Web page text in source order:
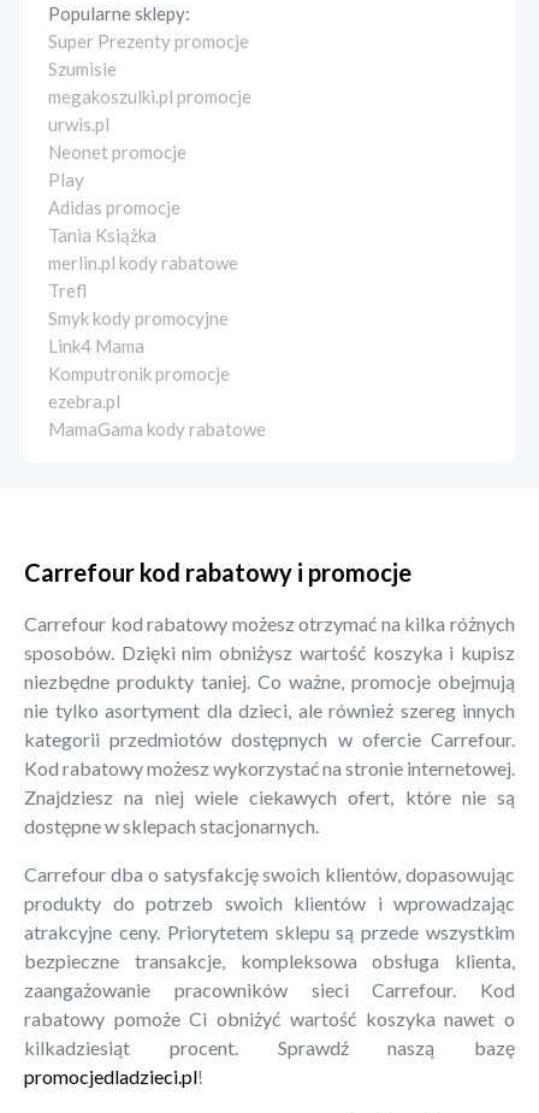
Popularne sklepy:
Super Prezenty promocje
Szumisie
megakoszulki.pl promocje
urwis.pl
Neonet promocje
Play
Adidas promocje
Tania Książka
merlin.pl kody rabatowe
Trefl
Smyk kody promocyjne
Link4 Mama
Komputronik promocje
ezebra.pl
MamaGama kody rabatowe
Carrefour kod rabatowy i promocje
Carrefour kod rabatowy możesz otrzymać na kilka różnych
sposobów. Dzięki nim obniżysz wartość koszyka i kupisz
niezbędne produkty taniej. Co ważne, promocje obejmują
nie tylko asortyment dla dzieci, ale również szereg innych
kategorii przedmiotów dostępnych w ofercie Carrefour.
Kod rabatowy możesz wykorzystać na stronie internetowej.
Znajdziesz na niej wiele ciekawych ofert, które nie są
dostępne w sklepach stacjonarnych.
Carrefour dba o satysfakcję swoich klientów, dopasowując
produkty do potrzeb swoich klientów i wprowadzając
atrakcyjne ceny. Priorytetem sklepu są przede wszystkim
bezpieczne transakcje, kompleksowa obsługa klienta,
zaangażowanie pracowników sieci Carrefour. Kod
rabatowy pomoże Ci obniżyć wartość koszyka nawet o
kilkadziesiąt procent. Sprawdź naszą bazę
promocjedladzieci.pl!